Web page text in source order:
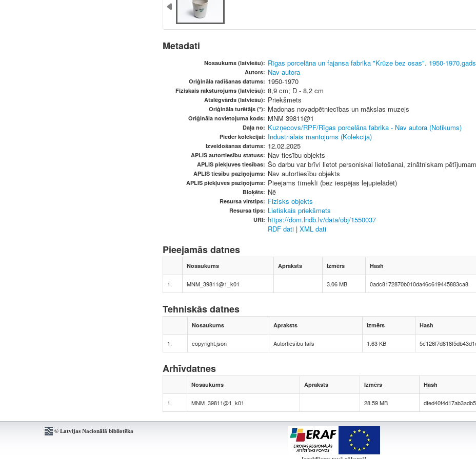
Metadati
Nosaukums (latviešu): Rīgas porcelāna un fajansa fabrika "Krūze bez osas". 1950-1970.gads
Autors: Nav autora
Oriģināla radīšanas datums: 1950-1970
Fiziskais raksturojums (latviešu): 8,9 cm; D - 8,2 cm
Atslēgvārds (latviešu): Priekšmets
Oriģināla turētājs (*): Madonas novadpētniecības un mākslas muzejs
Oriģināla novietojuma kods: MNM 39811@1
Daļa no: Kuzņecovs/RPF/Rīgas porcelāna fabrika - Nav autora (Notikums)
Pieder kolekcijai: Industriālais mantojums (Kolekcija)
Izveidošanas datums: 12.02.2025
APLIS autortiesību statuss: Nav tiesību objekts
APLIS piekļuves tiesības: Šo darbu var brīvi lietot personiskai lietošanai, zinātniskam
APLIS tiesību paziņojums: Nav autortiesību objekts
APLIS piekļuves paziņojums: Pieejams tīmeklī (bez iespējas lejupielādēt)
Bloķēts: Nē
Resursa virstips: Fizisks objekts
Resursa tips: Lietiskais priekšmets
URI: https://dom.lndb.lv/data/obj/1550037
RDF dati | XML dati
Pieejamās datnes
Nosaukums Apraksts Izmērs Hash
1. MNM_39811@1_k01 3.06 MB 0adc8172870b010da46c619445883ca8
Tehniskās datnes
Nosaukums Apraksts Izmērs Hash
1. copyright.json Autortiesību fails 1.63 KB
Arhīvdatnes
Nosaukums Apraksts Izmērs Hash
1. MNM_39811@1_k01 28.59 MB
© Latvijas Nacionālā bibliotēka